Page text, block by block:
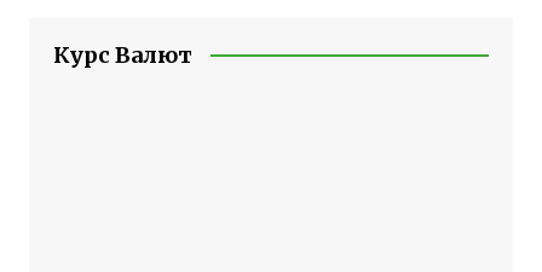
Курс Валют